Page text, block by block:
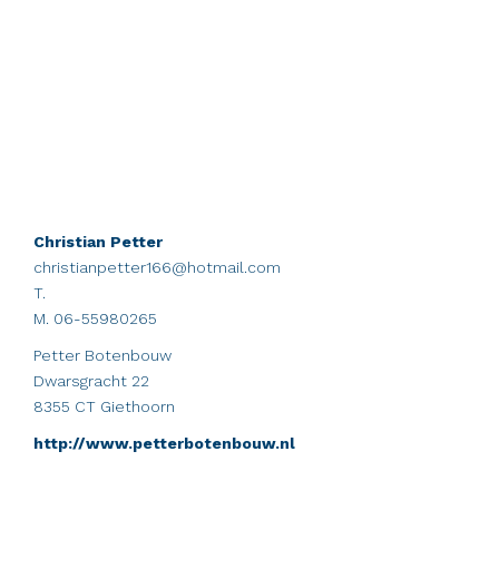
Christian Petter
christianpetter166@hotmail.com
T.
M. 06-55980265
Petter Botenbouw
Dwarsgracht 22
8355 CT Giethoorn
http://www.petterbotenbouw.nl